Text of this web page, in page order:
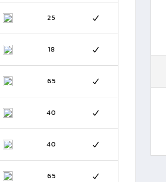
25
18
65
40
40
65